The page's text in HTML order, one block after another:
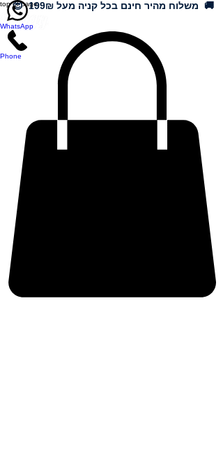
top of page 🚚 משלוח מהיר חינם בכל קניה מעל 199₪ 😍
WhatsApp
Phone